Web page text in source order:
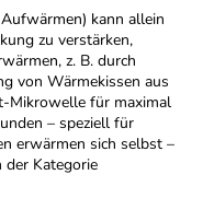
kann allein
zu verstärken,
z. B. durch
von Wärmekissen aus
Mikrowelle für maximal
– speziell für
erwärmen sich selbst –
Kategorie